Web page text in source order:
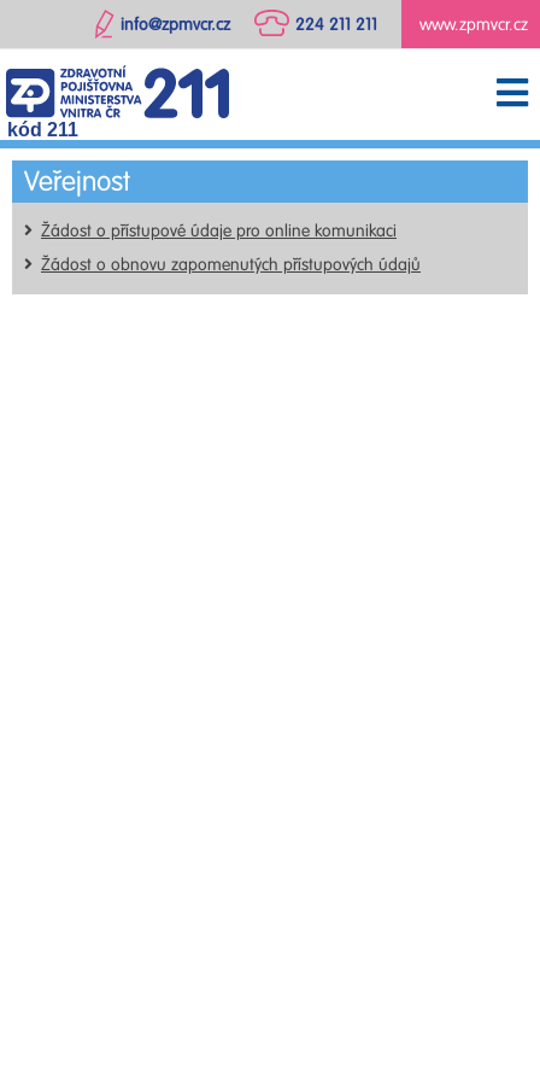
www.zpmvcr.cz
224 211 211
info@zpmvcr.cz
kód 211
Veřejnost
Žádost o přístupové údaje pro online komunikaci
Žádost o obnovu zapomenutých přístupových údajů